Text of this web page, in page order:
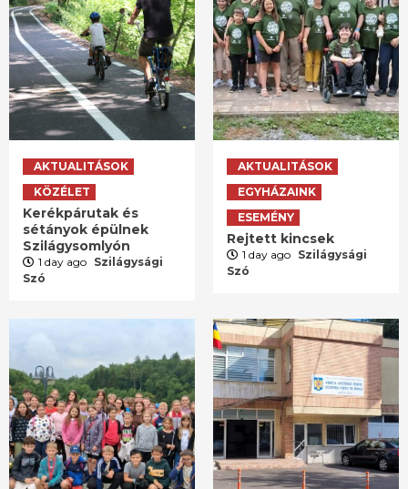
AKTUALITÁSOK
KÖZÉLET
Kerékpárutak és
sétányok épülnek
Szilágysomlyón
1 day ago Szilágysági
Szó
AKTUALITÁSOK
EGYHÁZAINK
ESEMÉNY
Rejtett kincsek
1 day ago Szilágysági
Szó